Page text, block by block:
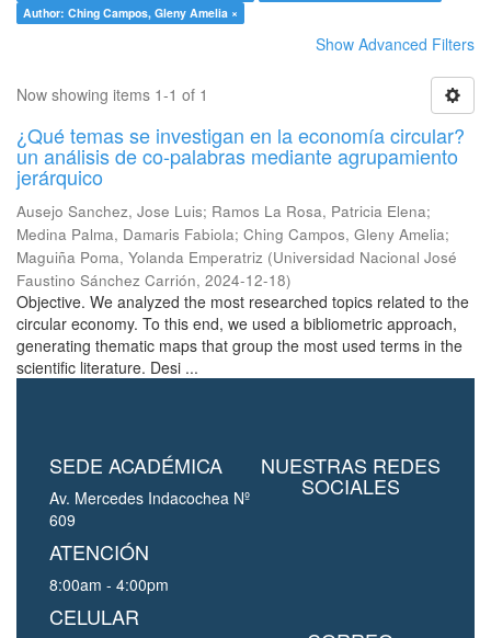
Author: Ching Campos, Gleny Amelia ×
Show Advanced Filters
Now showing items 1-1 of 1
¿Qué temas se investigan en la economía circular?
un análisis de co-palabras mediante agrupamiento
jerárquico
Ausejo Sanchez, Jose Luis; Ramos La Rosa, Patricia Elena;
Medina Palma, Damaris Fabiola; Ching Campos, Gleny Amelia;
Maguiña Poma, Yolanda Emperatriz (Universidad Nacional José
Faustino Sánchez Carrión, 2024-12-18)
Objective. We analyzed the most researched topics related to the
circular economy. To this end, we used a bibliometric approach,
generating thematic maps that group the most used terms in the
scientific literature. Desi ...
SEDE ACADÉMICA
Av. Mercedes Indacochea Nº
609
ATENCIÓN
8:00am - 4:00pm
CELULAR
NUESTRAS REDES
SOCIALES